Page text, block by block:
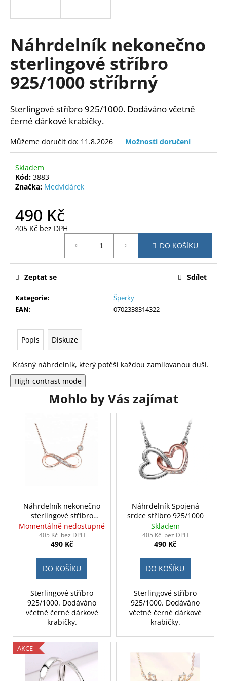
Náhrdelník nekonečno
sterlingové stříbro
925/1000 stříbrný
Sterlingové stříbro 925/1000. Dodáváno včetně
černé dárkové krabičky.
Můžeme doručit do: 11.8.2026 Možnosti doručení
Skladem
Kód: 3883
Značka: Medvídárek
490 Kč
405 Kč bez DPH
DO KOŠÍKU
Kategorie:
Šperky
EAN: 0702338314322
Zeptat se Sdílet
Popis Diskuze
Krásný náhrdelník, který potěší každou zamilovanou duši.
High-contrast mode
Mohlo by Vás zajímat
Náhrdelník nekonečno
sterlingové stříbro
925/1000 růžově zlatý
Momentálně nedostupné
405 Kč bez DPH
490 Kč
DO KOŠÍKU
Sterlingové stříbro
925/1000. Dodáváno
včetně černé dárkové
krabičky.
Náhrdelník Spojená
srdce stříbro 925/1000
Skladem
405 Kč bez DPH
490 Kč
DO KOŠÍKU
Sterlingové stříbro
925/1000. Dodáváno
včetně černé dárkové
krabičky.
AKCE
í
t
?
HLEDAT
D
o
p
r
u
e
m